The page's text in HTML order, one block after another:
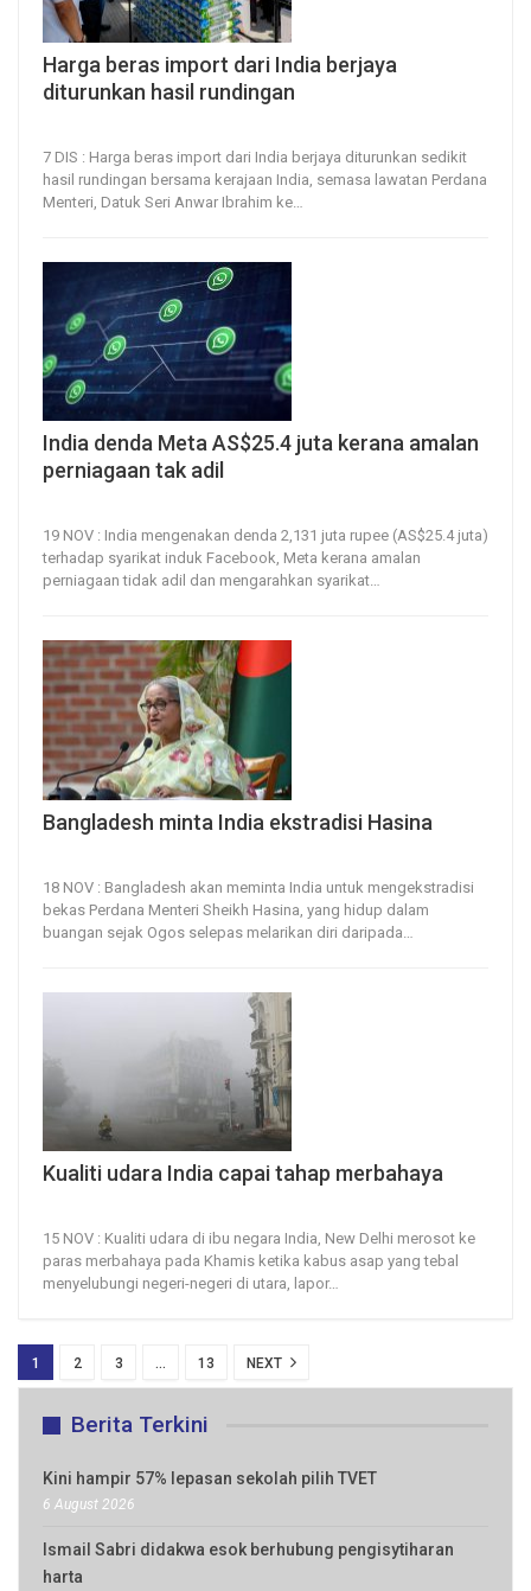
Harga beras import dari India berjaya
diturunkan hasil rundingan
7 DIS : Harga beras import dari India berjaya diturunkan sedikit
hasil rundingan bersama kerajaan India, semasa lawatan Perdana
Menteri, Datuk Seri Anwar Ibrahim ke…
India denda Meta AS$25.4 juta kerana amalan
perniagaan tak adil
19 NOV : India mengenakan denda 2,131 juta rupee (AS$25.4 juta)
terhadap syarikat induk Facebook, Meta kerana amalan
perniagaan tidak adil dan mengarahkan syarikat…
Bangladesh minta India ekstradisi Hasina
18 NOV : Bangladesh akan meminta India untuk mengekstradisi
bekas Perdana Menteri Sheikh Hasina, yang hidup dalam
buangan sejak Ogos selepas melarikan diri daripada
Kualiti udara India capai tahap merbahaya
15 NOV : Kualiti udara di ibu negara India, New Delhi merosot ke
paras merbahaya pada Khamis ketika kabus asap yang tebal
menyelubungi negeri-negeri di utara, lapor…
1 2 3 … 13 NEXT
Berita Terkini
Kini hampir 57% lepasan sekolah pilih TVET
6 August 2026
Ismail Sabri didakwa esok berhubung pengisytiharan
harta